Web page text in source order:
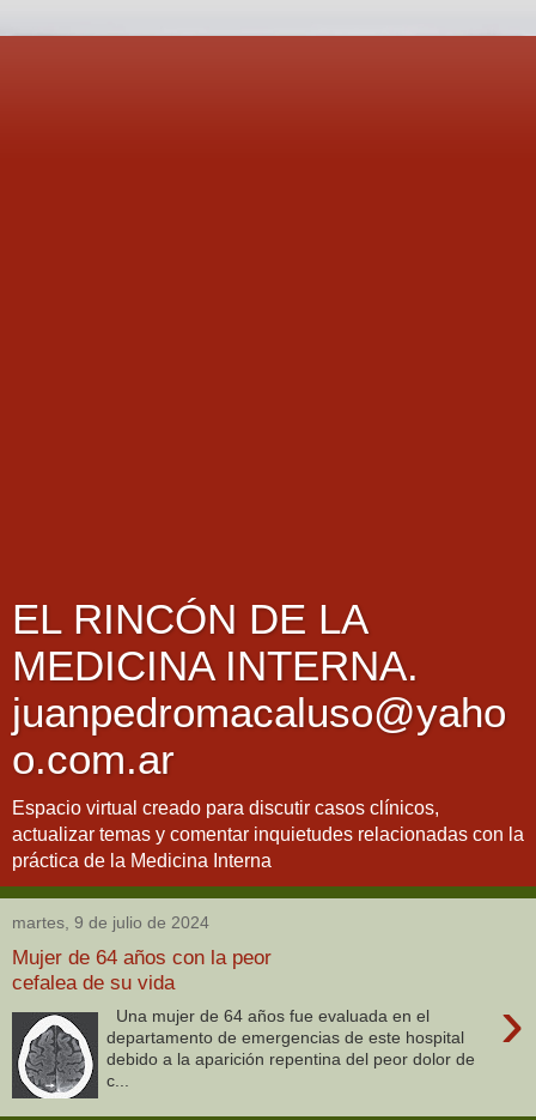
EL RINCÓN DE LA
MEDICINA INTERNA.
juanpedromacaluso@yaho
o.com.ar
Espacio virtual creado para discutir casos clínicos,
actualizar temas y comentar inquietudes relacionadas con la
práctica de la Medicina Interna
martes, 9 de julio de 2024
Mujer de 64 años con la peor
cefalea de su vida
›
Una mujer de 64 años fue evaluada en el
departamento de emergencias de este hospital
debido a la aparición repentina del peor dolor de
c...